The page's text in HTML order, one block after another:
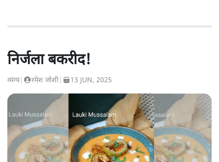
निर्जला बकरीद!
व्यंग्य| रमेश जोशी 13 JUN, 2025